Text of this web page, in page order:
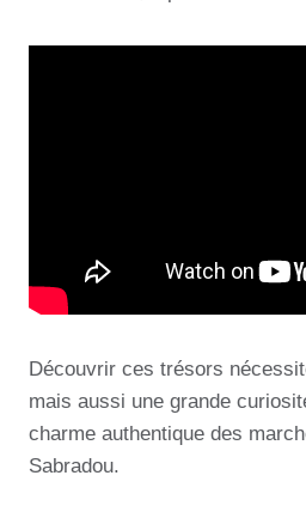
Découvrir ces trésors
mais aussi une grande
charme authentique des
Sabradou.